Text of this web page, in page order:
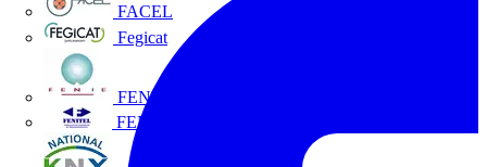
FACEL
Fegicat
FENIE
FENITEL